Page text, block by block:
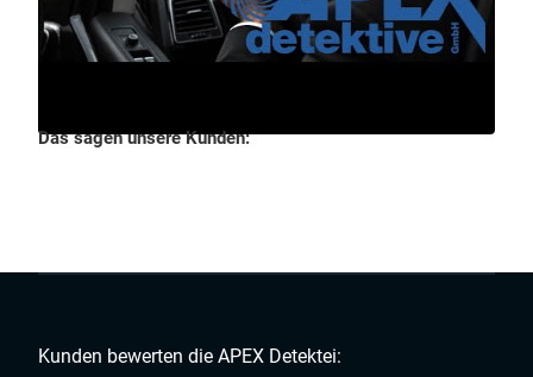
Das sagen unsere Kunden:
Kunden bewerten die APEX Detektei: